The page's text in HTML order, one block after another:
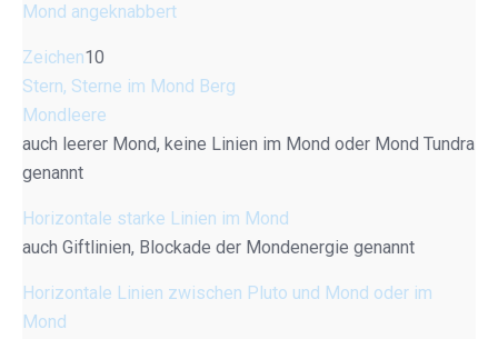
Mond angeknabbert
Zeichen10
Stern, Sterne im Mond Berg
Mondleere
auch leerer Mond, keine Linien im Mond oder Mond Tundra
genannt
Horizontale starke Linien im Mond
auch Giftlinien, Blockade der Mondenergie genannt
Horizontale Linien zwischen Pluto und Mond oder im
Mond